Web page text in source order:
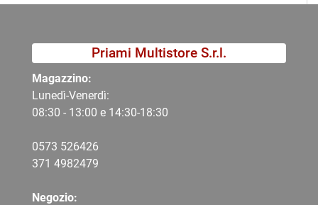
Priami Multistore S.r.l.
Magazzino:
Lunedì-Venerdì:
08:30 - 13:00 e 14:30-18:30
0573 526426
371 4982479
Negozio: